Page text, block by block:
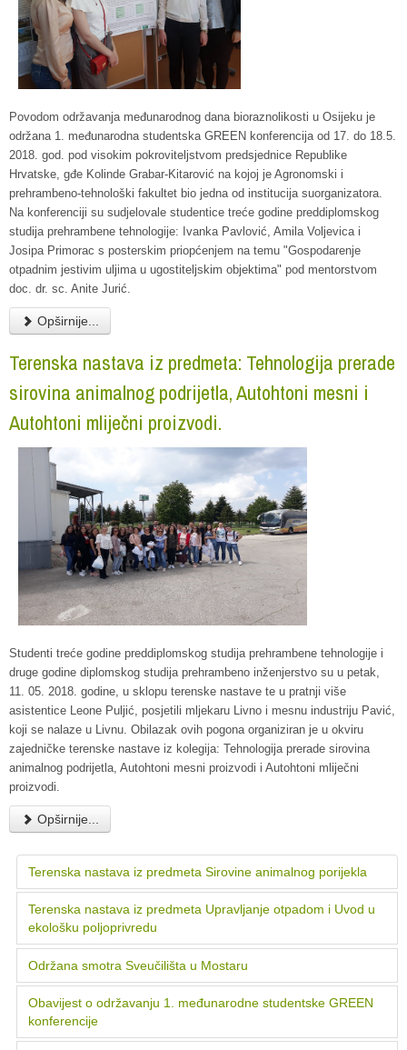
Povodom održavanja međunarodnog dana bioraznolikosti u Osijeku je
održana 1. međunarodna studentska GREEN konferencija od 17. do 18.5.
2018. god. pod visokim pokroviteljstvom predsjednice Republike
Hrvatske, gđe Kolinde Grabar-Kitarović na kojoj je Agronomski i
prehrambeno-tehnološki fakultet bio jedna od institucija suorganizatora.
Na konferenciji su sudjelovale studentice treće godine preddiplomskog
studija prehrambene tehnologije: Ivanka Pavlović, Amila Voljevica i
Josipa Primorac s posterskim priopćenjem na temu "Gospodarenje
otpadnim jestivim uljima u ugostiteljskim objektima" pod mentorstvom
doc. dr. sc. Anite Jurić.
Opširnije...
Terenska nastava iz predmeta: Tehnologija prerade
sirovina animalnog podrijetla, Autohtoni mesni i
Autohtoni mliječni proizvodi.
Studenti treće godine preddiplomskog studija prehrambene tehnologije i
druge godine diplomskog studija prehrambeno inženjerstvo su u petak,
11. 05. 2018. godine, u sklopu terenske nastave te u pratnji više
asistentice Leone Puljić, posjetili mljekaru Livno i mesnu industriju Pavić,
koji se nalaze u Livnu. Obilazak ovih pogona organiziran je u okviru
zajedničke terenske nastave iz kolegija: Tehnologija prerade sirovina
animalnog podrijetla, Autohtoni mesni proizvodi i Autohtoni mliječni
proizvodi.
Opširnije...
Terenska nastava iz predmeta Sirovine animalnog porijekla
Terenska nastava iz predmeta Upravljanje otpadom i Uvod u
ekološku poljoprivredu
Održana smotra Sveučilišta u Mostaru
Obavijest o održavanju 1. međunarodne studentske GREEN
konferencije